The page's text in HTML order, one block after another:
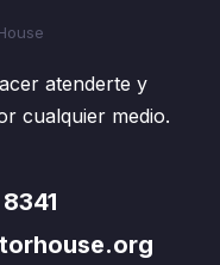
atenderte y
cualquier medio.